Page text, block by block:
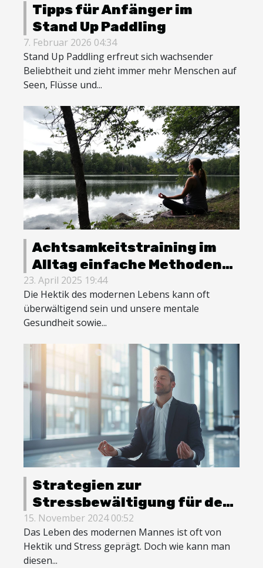
Tipps für Anfänger im
Stand Up Paddling
7. Februar 2026 04:34
Stand Up Paddling erfreut sich wachsender
Beliebtheit und zieht immer mehr Menschen auf
Seen, Flüsse und...
Achtsamkeitstraining im
Alltag einfache Methoden
zur Steigerung der
mentalen Gesundheit und
Konzentration
23. April 2025 19:44
Die Hektik des modernen Lebens kann oft
überwältigend sein und unsere mentale
Gesundheit sowie...
Strategien zur
Stressbewältigung für den
modernen Mann
15. November 2024 00:52
Das Leben des modernen Mannes ist oft von
Hektik und Stress geprägt. Doch wie kann man
diesen...